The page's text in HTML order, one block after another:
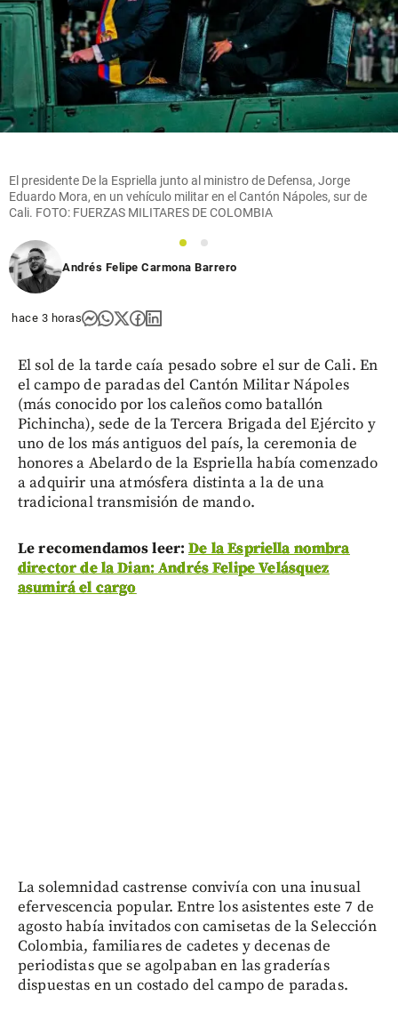
Cita
Textual
share
El presidente De la Espriella junto al ministro de Defensa, Jorge
Eduardo Mora, en un vehículo militar en el Cantón Nápoles, sur de
Cali. FOTO: FUERZAS MILITARES DE COLOMBIA
1
2
Andrés Felipe Carmona Barrero
hace 3 horas
El sol de la tarde caía pesado sobre el sur de Cali. En
el campo de paradas del Cantón Militar Nápoles
(más conocido por los caleños como batallón
Pichincha), sede de la Tercera Brigada del Ejército y
uno de los más antiguos del país, la ceremonia de
honores a Abelardo de la Espriella había comenzado
a adquirir una atmósfera distinta a la de una
tradicional transmisión de mando.
Le recomendamos leer:De la Espriella nombra
director de la Dian: Andrés Felipe Velásquez
asumirá el cargo
La solemnidad castrense convivía con una inusual
efervescencia popular. Entre los asistentes este 7 de
agosto había invitados con camisetas de la Selección
Colombia, familiares de cadetes y decenas de
periodistas que se agolpaban en las graderías
dispuestas en un costado del campo de paradas.